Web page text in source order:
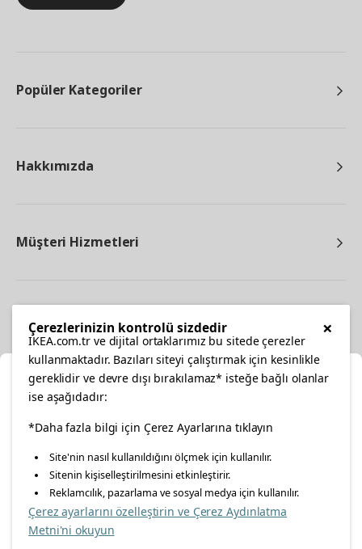
Popüler Kategoriler
Hakkımızda
Müşteri Hizmetleri
facebooktwitterinstagrampinterestyoutube
linkedin
Enerji Politikası Bilgi Güvenliği Politikası
Konumunuzu Seçin
İnternetten vereceğiniz siparişlerinizde size özel hizmet ve
içerikleri görebilmek için lütfen konumuzu seçin.
İl seçiniz
×
Çerezlerinizin kontrolü sizdedir
IKEA.com.tr ve dijital ortaklarımız bu sitede çerezler
kullanmaktadır. Bazıları siteyi çalıştırmak için kesinlikle
gereklidir ve devre dışı bırakılamaz* isteğe bağlı olanlar
ise aşağıdadır:
*Daha fazla bilgi için Çerez Ayarlarına tıklayın
Site'nin nasıl kullanıldığını ölçmek için kullanılır.
Sitenin kişiselleştirilmesini etkinleştirir.
Reklamcılık, pazarlama ve sosyal medya için kullanılır.
Çerez ayarlarını özelleştirin ve Çerez Aydınlatma
Metni'ni okuyun